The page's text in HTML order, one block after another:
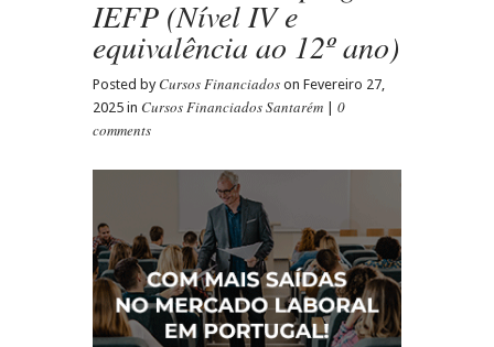
IEFP (Nível IV e
equivalência ao 12º ano)
Posted by Cursos Financiados on Fevereiro 27,
2025 in Cursos Financiados Santarém
0
comments